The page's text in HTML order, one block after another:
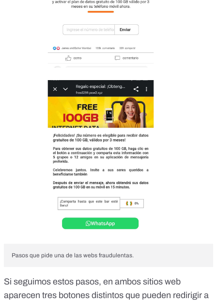
Pasos que pide una de las webs fraudulentas.
Si seguimos estos pasos, en ambos sitios web
aparecen tres botones distintos que pueden redirigir a